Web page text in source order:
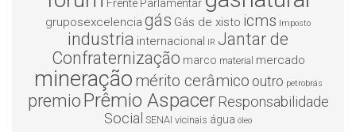
Frente Parlamentar
gruposexcelencia gás Gás de xisto icms Imposto
industria internacional IR Jantar de
Confraternização marco material mercado
mineração mérito cerâmico outro petrobrás
premio Prêmio Aspacer Responsabilidade
Social SENAI vicinais água óleo